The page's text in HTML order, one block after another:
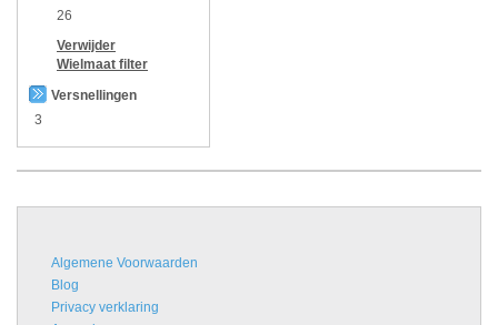
26
Verwijder
Wielmaat filter
Versnellingen
3
Algemene Voorwaarden
Blog
Privacy verklaring